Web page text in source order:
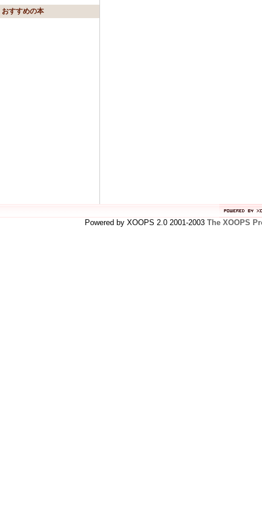
おすすめの本
Powered by XOOPS 2.0 2001-2003 The XOOPS